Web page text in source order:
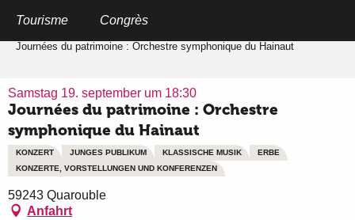
principal
Tourisme Congrès
Journées du patrimoine : Orchestre symphonique du Hainaut
Samstag 19. september um 18:30
Journées du patrimoine : Orchestre
symphonique du Hainaut
KONZERT JUNGES PUBLIKUM KLASSISCHE MUSIK
ERBE
KONZERTE, VORSTELLUNGEN UND KONFERENZEN
59243 Quarouble
Anfahrt